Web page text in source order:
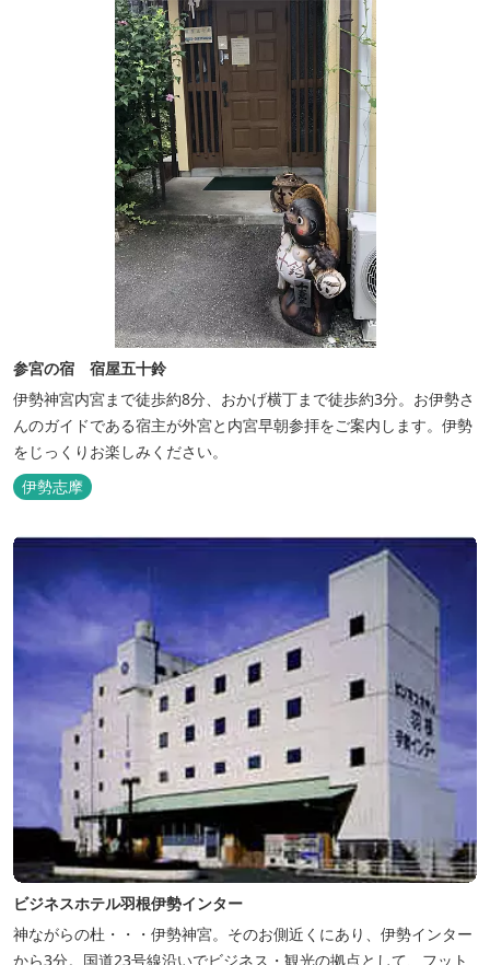
参宮の宿 宿屋五十鈴
伊勢神宮内宮まで徒歩約8分、おかげ横丁まで徒歩約3分。お伊勢さ
んのガイドである宿主が外宮と内宮早朝参拝をご案内します。伊勢
をじっくりお楽しみください。
伊勢志摩
ビジネスホテル羽根伊勢インター
神ながらの杜・・・伊勢神宮。そのお側近くにあり、伊勢インター
から3分。国道23号線沿いでビジネス・観光の拠点として、フット